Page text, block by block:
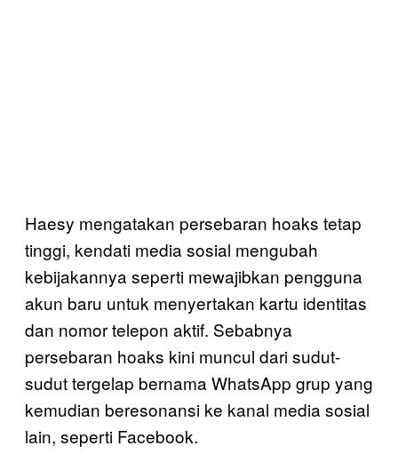
Haesy mengatakan persebaran hoaks tetap
tinggi, kendati media sosial mengubah
kebijakannya seperti mewajibkan pengguna
akun baru untuk menyertakan kartu identitas
dan nomor telepon aktif. Sebabnya
persebaran hoaks kini muncul dari sudut-
sudut tergelap bernama WhatsApp grup yang
kemudian beresonansi ke kanal media sosial
lain, seperti Facebook.